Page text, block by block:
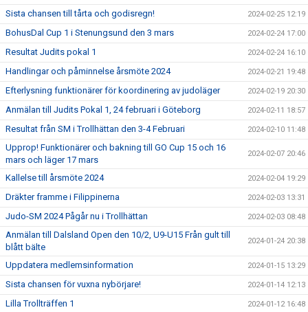
Sista chansen till tårta och godisregn! 2024-02-25 12:19
BohusDal Cup 1 i Stenungsund den 3 mars 2024-02-24 17:00
Resultat Judits pokal 1 2024-02-24 16:10
Handlingar och påminnelse årsmöte 2024 2024-02-21 19:48
Efterlysning funktionärer för koordinering av judoläger 2024-02-19 20:30
Anmälan till Judits Pokal 1, 24 februari i Göteborg 2024-02-11 18:57
Resultat från SM i Trollhättan den 3-4 Februari 2024-02-10 11:48
Upprop! Funktionärer och bakning till GO Cup 15 och 16
mars och läger 17 mars
2024-02-07 20:46
Kallelse till årsmöte 2024 2024-02-04 19:29
Dräkter framme i Filippinerna 2024-02-03 13:31
Judo-SM 2024 Pågår nu i Trollhättan 2024-02-03 08:48
Anmälan till Dalsland Open den 10/2, U9-U15 Från gult till
blått bälte
2024-01-24 20:38
Uppdatera medlemsinformation 2024-01-15 13:29
Sista chansen för vuxna nybörjare! 2024-01-14 12:13
Lilla Trollträffen 1 2024-01-12 16:48